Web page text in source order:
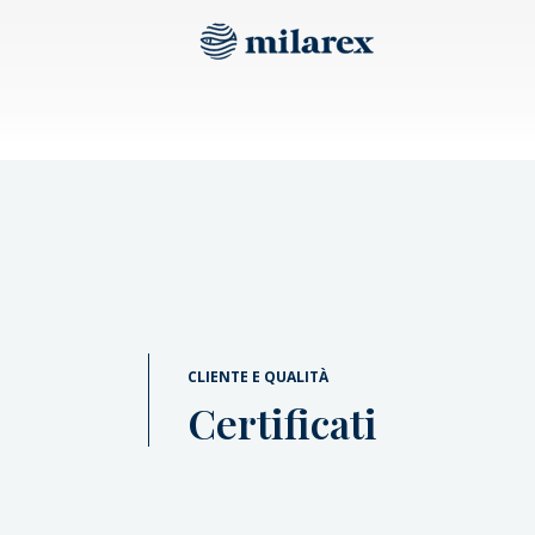
CLIENTE E QUALITÀ
Certificati